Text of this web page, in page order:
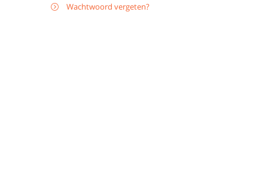
 Wachtwoord vergeten?